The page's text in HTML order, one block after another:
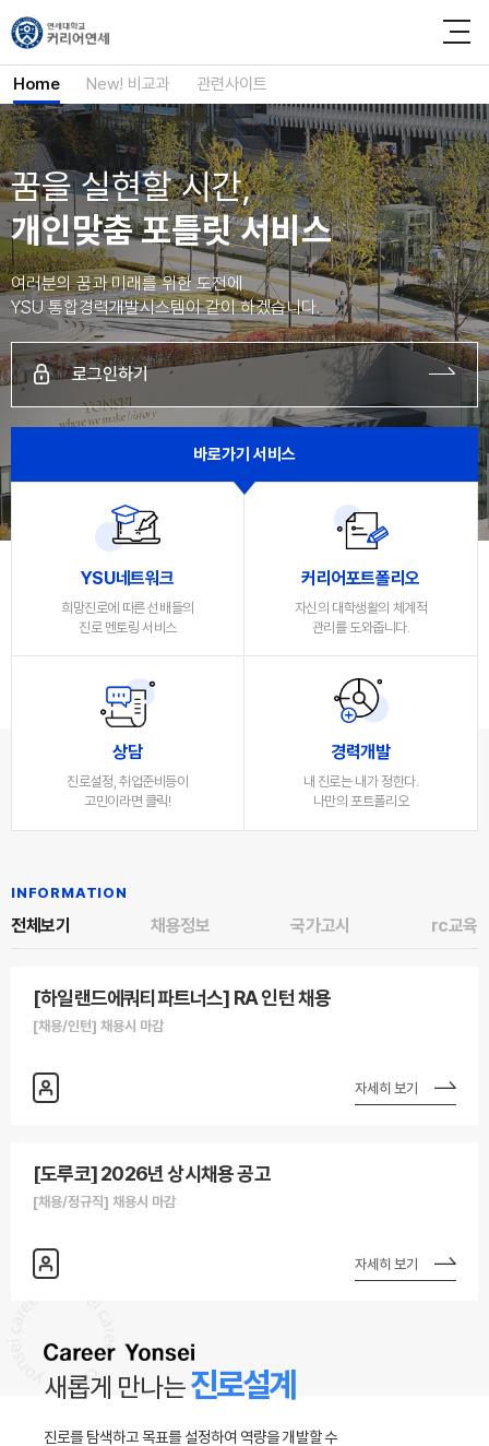
Home New! 비교과 관련사이트
꿈을 실현할 시간,
개인맞춤 포틀릿 서비스
여러분의 꿈과 미래를 위한 도전에
YSU 통합경력개발시스템이 같이 하겠습니다.
로그인하기
바로가기 서비스
YSU네트워크
희망진로에 따른 선배들의
진로 멘토링 서비스
커리어포트폴리오
자신의 대학생활의 체계적
관리를 도와줍니다.
상담
진로설정, 취업준비등이
고민이라면 클릭!
경력개발
내 진로는 내가 정한다.
나만의 포트폴리오
INFORMATION
전체보기 채용정보 국가고시 rc교육
[하일랜드에쿼티파트너스] RA 인턴 채용
[채용/인턴] 채용시 마감
자세히 보기
[도루코] 2026년 상시채용 공고
[채용/정규직] 채용시 마감
자세히 보기
새롭게 만나는진로설계
진로를 탐색하고 목표를 설정하여 역량을 개발할 수